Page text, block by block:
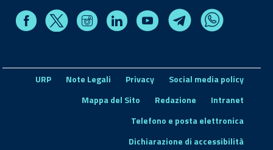
FacebookX InstagramLinkedin Youtube TelegramWhatsapp
URP Note Legali Privacy
Social media policy
Mappa del Sito
Redazione
Intranet
Telefono e posta elettronica
Dichiarazione di accessibilità